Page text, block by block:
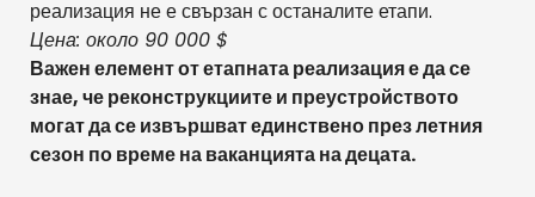
реализация не е свързан с останалите етапи.
Цена: около 90 000 $
Важен елемент от етапната реализация е да се
знае, че реконструкциите и преустройството
могат да се извършват единствено през летния
сезон по време на ваканцията на децата.